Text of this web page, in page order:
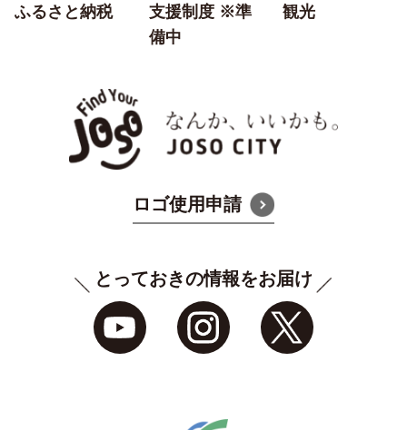
ふるさと納税
支援制度 ※準
備中
観光
ロゴ使用申請
とっておきの情報をお届け
常総市公式YouTube
常総市シティ